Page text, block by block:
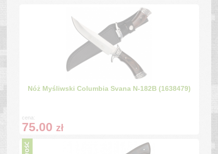
Nóż Myśliwski Columbia Svana N-182B (1638479)
cena:
75.00 zł